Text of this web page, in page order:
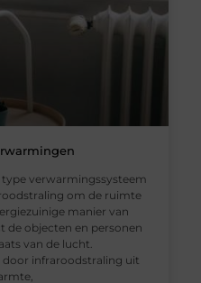
verwarmingssysteem
om de ruimte
manier van
objecten en personen
van de lucht.
infraroodstraling uit